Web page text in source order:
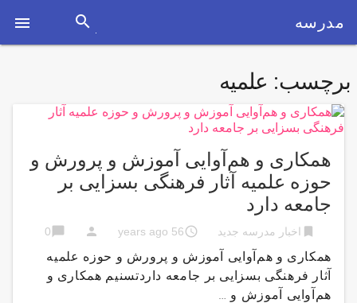
 مدرسه search
برچسب: علمیه
همکاری و هم‌آوایی آموزش و پرورش و
حوزه علمیه آثار فرهنگی بسزایی بر
جامعه دارد
bookmark اخبار مدرسه جدید access_time
56 years ago
person
chat_bubble
0
همکاری و هم‌آوایی آموزش و پرورش و حوزه علمیه
آثار فرهنگی بسزایی بر جامعه داردتسنیم همکاری و
هم‌آوایی آموزش و …